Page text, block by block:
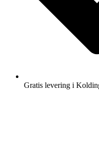
Gratis levering i